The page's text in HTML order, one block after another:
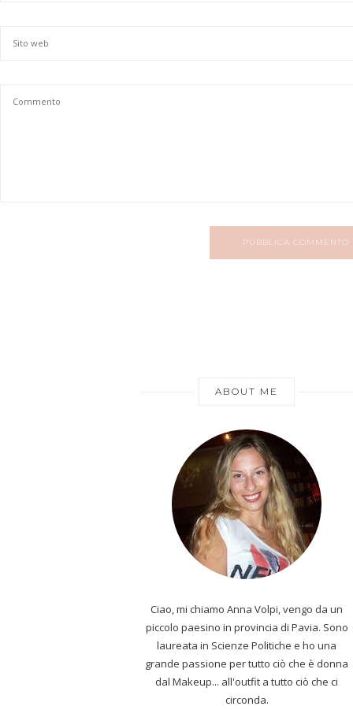
PUBBLICA COMMENTO
ABOUT ME
Ciao, mi chiamo Anna Volpi, vengo da un
piccolo paesino in provincia di Pavia. Sono
laureata in Scienze Politiche e ho una
grande passione per tutto ciò che è donna
dal Makeup... all'outfit a tutto ciò che ci
circonda.